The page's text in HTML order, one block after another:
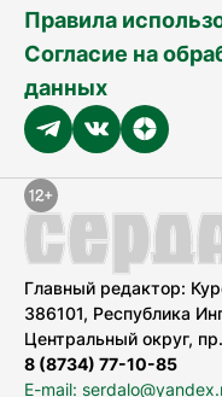
Правила
Согласие на
данных
Главный редактор:
386101, Республика
Центральный округ,
8 (8734) 77-10-85
E-mail: